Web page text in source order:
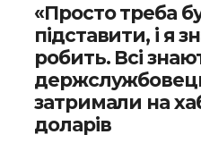
«Просто треба
підставити, і я
робить. Всі
затримали на
доларів